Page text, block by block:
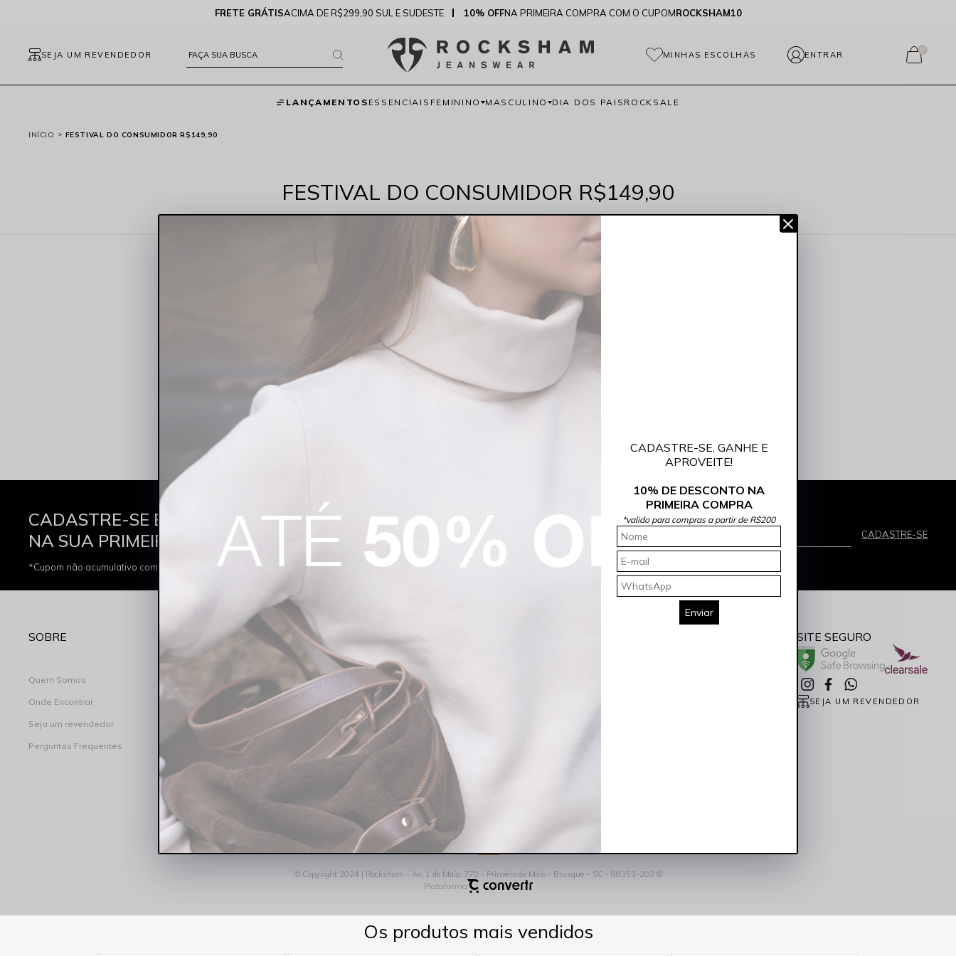
FRETE GRÁTISACIMA DE R$299,90 SUL E SUDESTE 10% OFFNA PRIMEIRA COMPRA COM O CUPOMROCKSHAM10
SEJA UM REVENDEDOR MINHAS ESCOLHAS 0
LANÇAMENTOS ESSENCIAIS FEMININO MASCULINO DIA DOS PAIS ROCKSALE
INÍCIO FESTIVAL DO CONSUMIDOR R$149,90
FESTIVAL DO CONSUMIDOR R$149,90
NENHUM PRODUTO ENCONTRADO...
CADASTRE-SE E GANHE 10% OFF
NA SUA PRIMEIRA COMPRA
*Cupom não acumulativo com outras promoções e descontos
Digite seu nome Digite seu e-mail CADASTRE-SE
Aceito receber promoções por e-mail
SOBRE
Quem Somos
Onde Encontrar
Seja um revendedor
Perguntas Frequentes
MEUS DADOS
Minha conta
Meus pedidos
Lista de desejos
POLÍTICAS
Trocas e Devoluções
Entrega e Frete
Pagamento
Privacidade
Termos de Uso
SITE SEGURO
SEJA UM REVENDEDOR
FORMAS DE PAGAMENTO
© Copyright 2024 | Rocksham - Av. 1 de Maio, 770 - Primeiro de Maio - Brusque – SC - 88353-202 ©
Plataforma
CADASTRE-SE, GANHE E
APROVEITE!
10% DE DESCONTO NA
PRIMEIRA COMPRA
*valido para compras a partir de R$200
Enviar